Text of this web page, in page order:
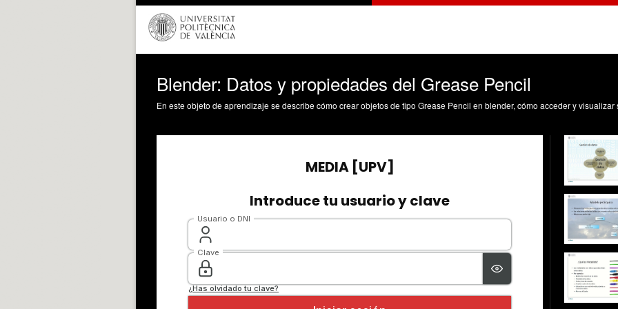
Blender: Datos y propiedades del Grease Pencil